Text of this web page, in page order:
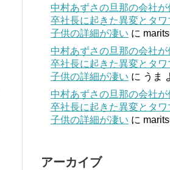
中村あずさの旦那の会社
卒社長に起きた異変とタワ
子供の詳細が凄い に
中村あずさの旦那の会社
卒社長に起きた異変とタワ
子供の詳細が凄い に うま
中村あずさの旦那の会社
卒社長に起きた異変とタワ
子供の詳細が凄い に
アーカイブ